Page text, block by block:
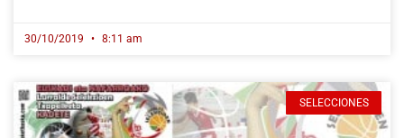
30/10/2019 8:11 am
SELECCIONES